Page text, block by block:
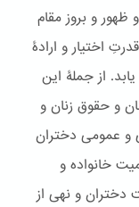
و بروز مقام
اختیار و ارادۀ
از جملۀ این
و حقوق زنان و
و عمومی دختران
خانواده و
و نهی از